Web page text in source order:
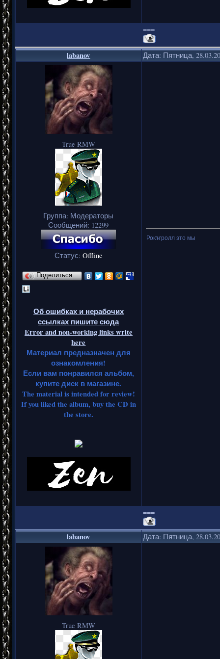
===
labanov Дата: Пятница,
True RMW
Группа: Модераторы
Сообщений: 12299
Статус: Offline
Поделиться…
Об ошибках и нерабочих
ссылках пишите сюда
Error and non-working links write
here
Материал предназначен для
ознакомления!
Если вам понравился альбом,
купите диск в магазине.
The material is intended for review!
If you liked the album, buy the CD in
the store.
Рок'н'ролл это мы
===
labanov Дата: Пятница,
True RMW